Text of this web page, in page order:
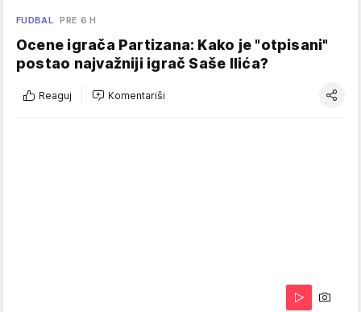
FUDBAL PRE 6 H
Ocene igrača Partizana: Kako je "otpisani"
postao najvažniji igrač Saše Ilića?
Reaguj Komentariši